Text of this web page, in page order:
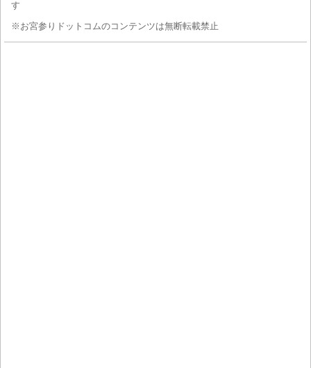
す
※お宮参りドットコムのコンテンツは無断転載禁止